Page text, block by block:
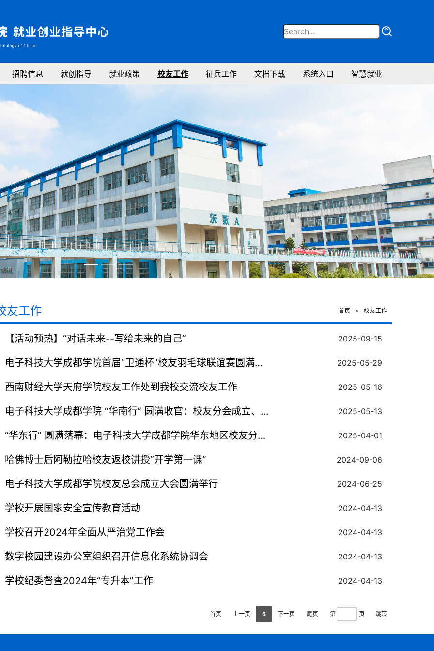
招聘信息 就创指导 就业政策 校友工作 征兵工作 文档下载 系统入口 智慧就业
友工作 首页 > 校友工作
【活动预热】“对话未来--写给未来的自己” 2025-09-15
电子科技大学成都学院首届“卫通杯”校友羽毛球联谊赛圆满落
2025-05-29
西南财经大学天府学院校友工作处到我校交流校友工作 2025-05-16
电子科技大学成都学院 “华南行” 圆满收官：校友分会成立、
2025-05-13
“华东行” 圆满落幕：电子科技大学成都学院华东地区校友分会
2025-04-01
哈佛博士后阿勒拉哈校友返校讲授“开学第一课” 2024-09-06
电子科技大学成都学院校友总会成立大会圆满举行 2024-06-25
学校开展国家安全宣传教育活动 2024-04-13
学校召开2024年全面从严治党工作会 2024-04-13
数字校园建设办公室组织召开信息化系统协调会 2024-04-13
学校纪委督查2024年“专升本”工作 2024-04-13
首页 上一页 6 下一页 尾页 第 页 跳转